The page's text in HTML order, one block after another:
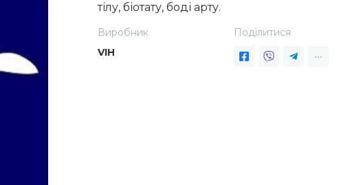
тілу, біотату, боді арту.
Виробник
VIH
Поділитися